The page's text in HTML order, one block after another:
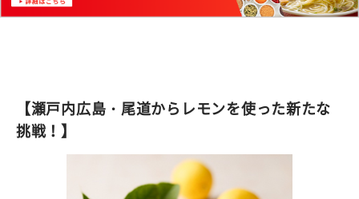
【瀬戸内広島・尾道からレモンを使った新たな
挑戦！】